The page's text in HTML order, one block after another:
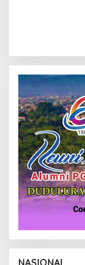
NASIONAL